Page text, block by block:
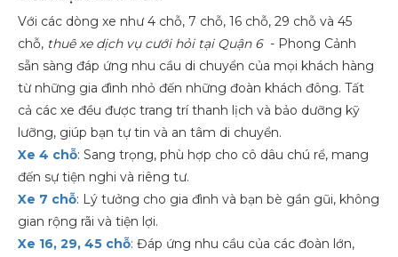
Với các dòng xe như 4 chỗ, 7 chỗ, 16 chỗ, 29 chỗ và 45
chỗ, thuê xe dịch vụ cưới hỏi tại Quận 6- Phong Cảnh
sẵn sàng đáp ứng nhu cầu di chuyển của mọi khách hàng
từ những gia đình nhỏ đến những đoàn khách đông. Tất
cả các xe đều được trang trí thanh lịch và bảo dưỡng kỹ
lưỡng, giúp bạn tự tin và an tâm di chuyển.
Xe 4 chỗ: Sang trọng, phù hợp cho cô dâu chú rể, mang
đến sự tiện nghi và riêng tư.
Xe 7 chỗ: Lý tưởng cho gia đình và bạn bè gần gũi, không
gian rộng rãi và tiện lợi.
Xe 16, 29, 45 chỗ: Đáp ứng nhu cầu của các đoàn lớn,